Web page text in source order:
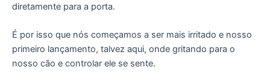
diretamente para a porta.
É por isso que nós começamos a ser mais irritado e nosso
primeiro lançamento, talvez aqui, onde gritando para o
nosso cão e controlar ele se sente.